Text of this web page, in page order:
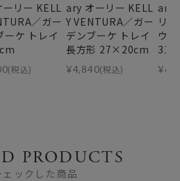
リー KELL
／ガー
ーケ トレイ
(税込)
ary オーリー KELL
Y VENTURA／ガー
デンブーケ トレイ
長方形 27×20cm
¥4,840(税込)
ary
リ
ウ
¥
PRODUCTS
ックした商品